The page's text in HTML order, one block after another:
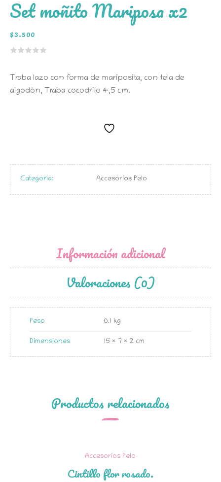
Set moñito Mariposa x2
$3.500
Traba lazo con forma de mariposita, con tela de
algodón, Traba cocodrilo 4,5 cm.
Categoría: Accesorios Pelo
Información adicional
Valoraciones (0)
Peso 0.1 kg
Dimensiones 15 × 7 × 2 cm
Productos relacionados
Accesorios Pelo
Cintillo flor rosado.